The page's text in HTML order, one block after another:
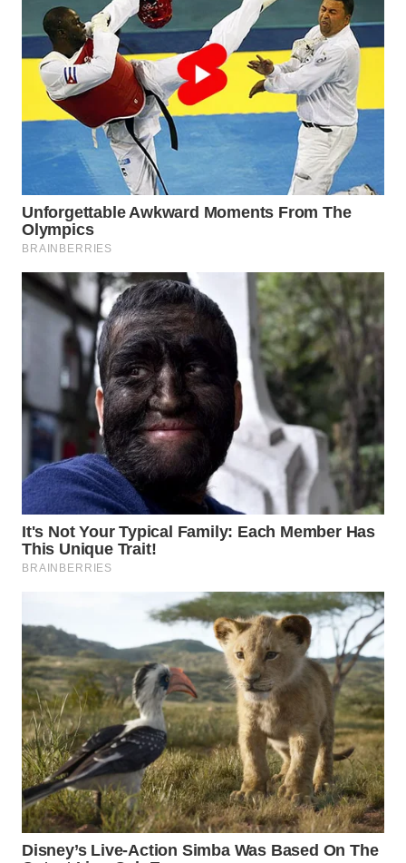
WN
MALUKU
WN
MALUT
DAIRI
WN
TOBA
WN
LANGKAT
WN
TAPANULI
SELATAN
WN
TANJUNG
WN
KARO
WN
SIMALUNGUN
WN
LABUHANBATU
WN
TAPANULI